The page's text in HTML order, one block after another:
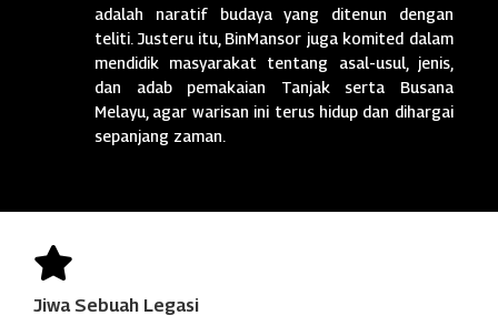
adalah naratif budaya yang ditenun dengan
teliti. Justeru itu, BinMansor juga komited dalam
mendidik masyarakat tentang asal-usul, jenis,
dan adab pemakaian Tanjak serta Busana
Melayu, agar warisan ini terus hidup dan dihargai
sepanjang zaman.

Jiwa Sebuah Legasi